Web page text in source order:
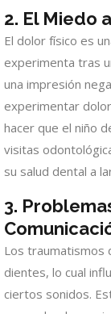
2. El Miedo
El dolor físico es
experimenta tras
una impresión
experimentar
hacer que el niño
visitas
su salud dental a
3.
Los traumatismos
dientes, lo cual
ciertos sonidos.